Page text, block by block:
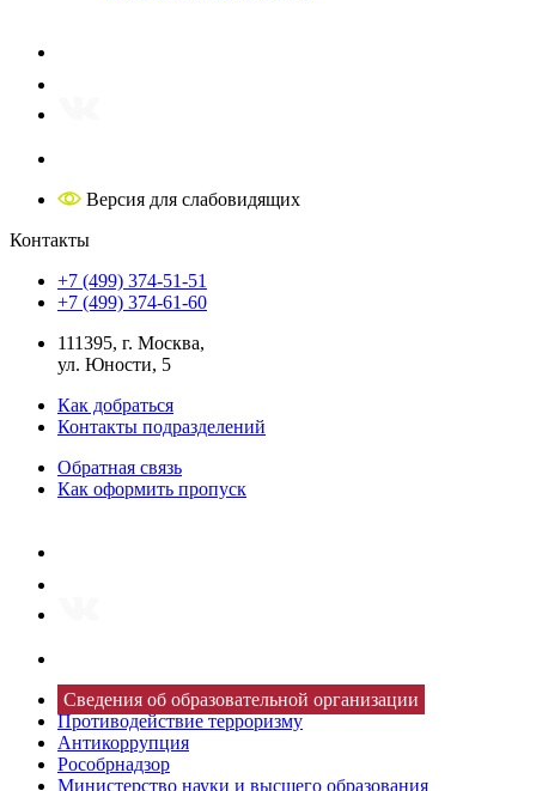
Версия для слабовидящих
Контакты
+7 (499) 374-51-51
+7 (499) 374-61-60
111395, г. Москва,
ул. Юности, 5
Как добраться
Контакты подразделений
Обратная связь
Как оформить пропуск
Сведения об образовательной организации
Противодействие терроризму
Антикоррупция
Рособрнадзор
Министерство науки и высшего образования